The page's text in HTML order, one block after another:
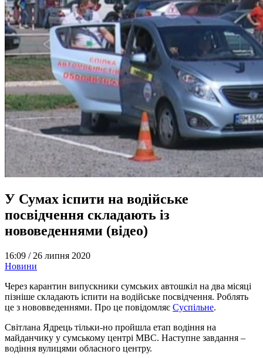
У Сумах іспити на водійське
посвідчення складають із
нововеденнями (відео)
16:09 / 26 липня 2020
Новини
Через карантин випускники сумських автошкіл на два місяці
пізніше складають іспити на водійське посвідчення. Роблять
це з нововведеннями. Про це повідомляє Суспільне.
Світлана Ядрець тільки-но пройшла етап водіння на
майданчику у сумському центрі МВС. Наступне завдання –
водіння вулицями обласного центру.